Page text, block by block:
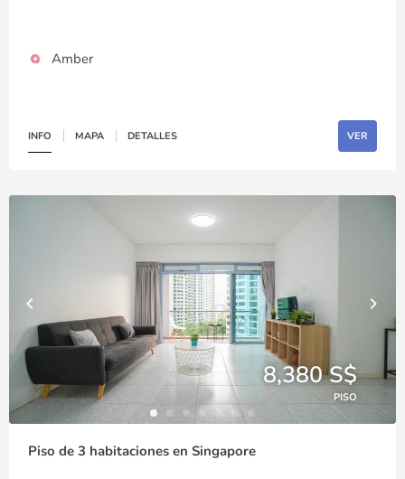
Amber
INFO MAPA DETALLES VER
8,380 S$
PISO
Piso de 3 habitaciones en Singapore